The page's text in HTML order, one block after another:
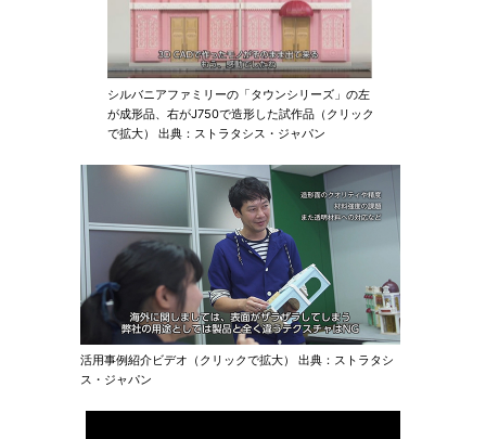
シルバニアファミリーの「タウンシリーズ」の左
が成形品、右がJ750で造形した試作品（クリック
で拡大） 出典：ストラタシス・ジャパン
活用事例紹介ビデオ（クリックで拡大） 出典：ストラタシ
ス・ジャパン